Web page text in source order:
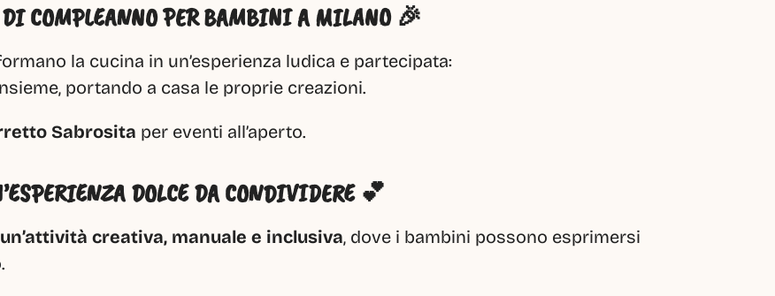
COMPLEANNO PER BAMBINI A MILANO 🎉
la cucina in un’esperienza ludica e partecipata:
portando a casa le proprie creazioni.
Sabrosita per eventi all’aperto.
DOLCE DA CONDIVIDERE 💕
un’attività creativa, manuale e inclusiva, dove i bambini possono esprimersi